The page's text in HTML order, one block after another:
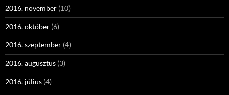
2016. november (10)
2016. október (6)
2016. szeptember (4)
2016. augusztus (3)
2016. július (4)